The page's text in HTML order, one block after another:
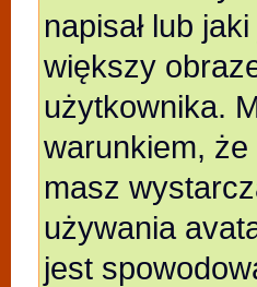
napisał lub
większy
użytkownika.
warunkiem, że
masz
używania
jest